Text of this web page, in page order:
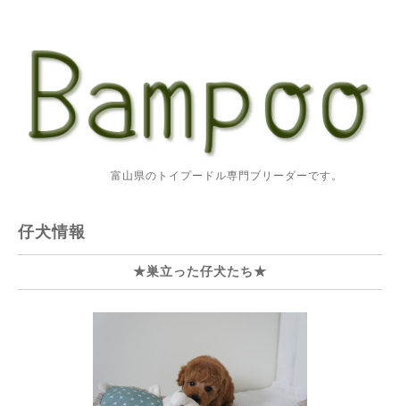
富山県のトイプードル専門ブリーダーです。
仔犬情報
★巣立った仔犬たち★